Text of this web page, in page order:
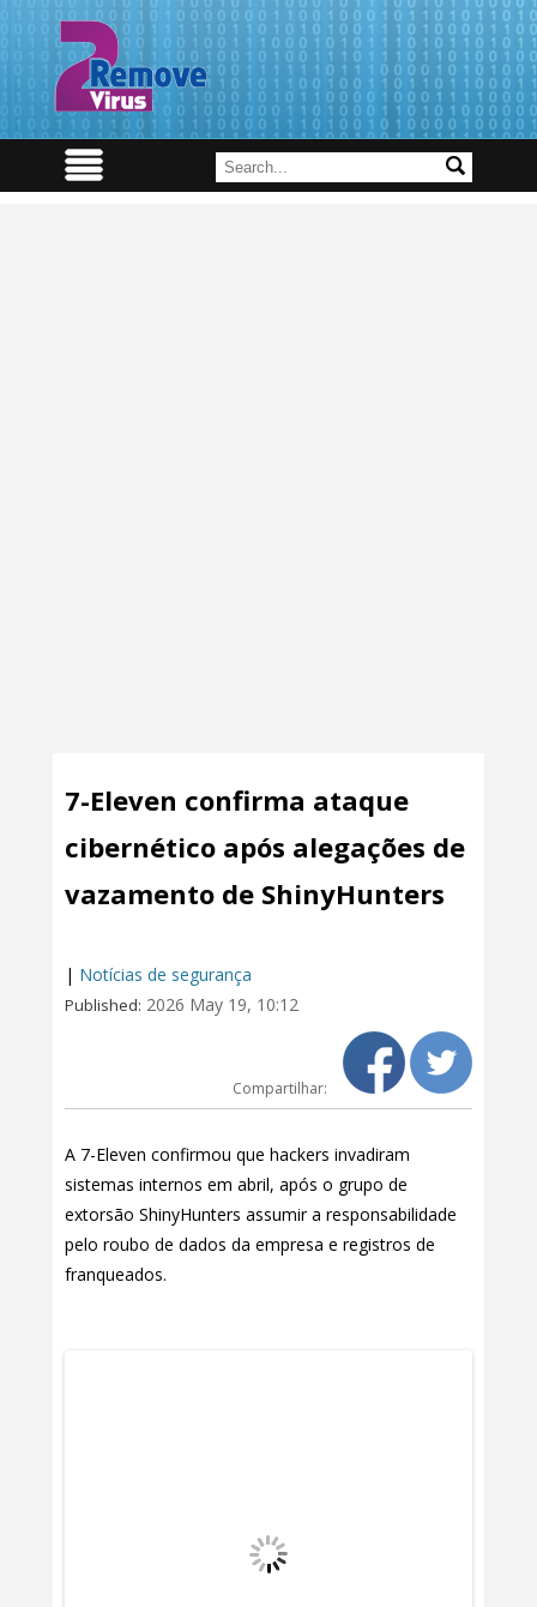
7-Eleven confirma ataque
cibernético após alegações de
vazamento de ShinyHunters
| Notícias de segurança
Published: 2026 May 19, 10:12
Compartilhar:
A 7-Eleven confirmou que hackers invadiram
sistemas internos em abril, após o grupo de
extorsão ShinyHunters assumir a responsabilidade
pelo roubo de dados da empresa e registros de
franqueados.